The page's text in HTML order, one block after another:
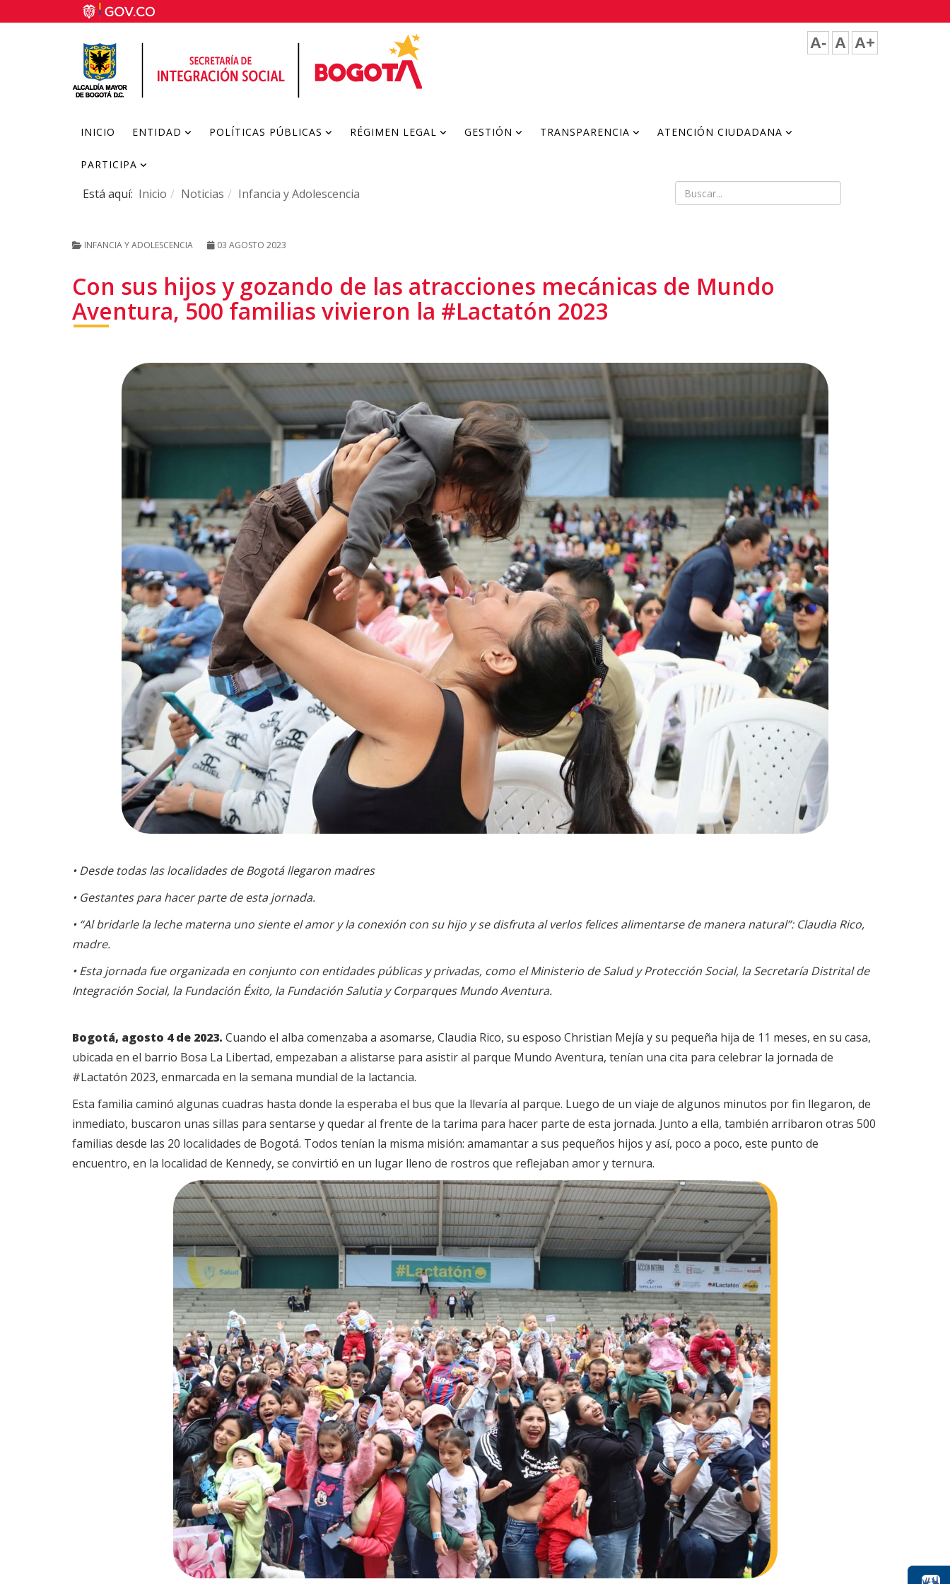
A- A A+
INICIO ENTIDAD POLÍTICAS PÚBLICAS RÉGIMEN LEGAL GESTIÓN TRANSPARENCIA ATENCIÓN CIUDADANA
PARTICIPA
Está aquí: Inicio Noticias Infancia y Adolescencia
INFANCIA Y ADOLESCENCIA 03 AGOSTO 2023
Con sus hijos y gozando de las atracciones mecánicas de Mundo
Aventura, 500 familias vivieron la #Lactatón 2023
• Desde todas las localidades de Bogotá llegaron madres
• Gestantes para hacer parte de esta jornada.
• “Al bridarle la leche materna uno siente el amor y la conexión con su hijo y se disfruta al verlos felices alimentarse de manera natural”: Claudia Rico,
madre.
• Esta jornada fue organizada en conjunto con entidades públicas y privadas, como el Ministerio de Salud y Protección Social, la Secretaría Distrital de
Integración Social, la Fundación Éxito, la Fundación Salutia y Corparques Mundo Aventura.
Bogotá, agosto 4 de 2023. Cuando el alba comenzaba a asomarse, Claudia Rico, su esposo Christian Mejía y su pequeña hija de 11 meses, en su casa,
ubicada en el barrio Bosa La Libertad, empezaban a alistarse para asistir al parque Mundo Aventura, tenían una cita para celebrar la jornada de
#Lactatón 2023, enmarcada en la semana mundial de la lactancia.
Esta familia caminó algunas cuadras hasta donde la esperaba el bus que la llevaría al parque. Luego de un viaje de algunos minutos por fin llegaron, de
inmediato, buscaron unas sillas para sentarse y quedar al frente de la tarima para hacer parte de esta jornada. Junto a ella, también arribaron otras 500
familias desde las 20 localidades de Bogotá. Todos tenían la misma misión: amamantar a sus pequeños hijos y así, poco a poco, este punto de
encuentro, en la localidad de Kennedy, se convirtió en un lugar lleno de rostros que reflejaban amor y ternura.